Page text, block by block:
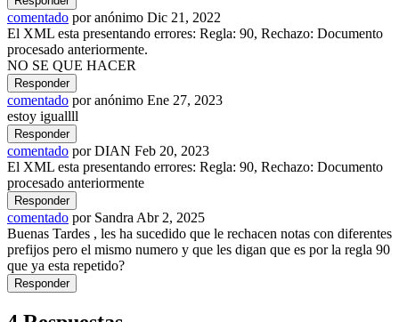
comentado poranónimo Dic 21, 2022
El XML esta presentando errores: Regla: 90, Rechazo: Documento
procesado anteriormente.
NO SE QUE HACER
comentado poranónimo Ene 27, 2023
estoy iguallll
comentado porDIAN Feb 20, 2023
El XML esta presentando errores: Regla: 90, Rechazo: Documento
procesado anteriormente
comentado por Sandra Abr 2, 2025
Buenas Tardes , les ha sucedido que le rechacen notas con diferentes
prefijos pero el mismo numero y que les digan que es por la regla 90
que ya esta repetido?